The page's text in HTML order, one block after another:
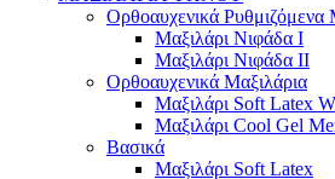
Ορθοαυχενικά Ρυθμιζόμενα
Mαξιλάρι Νιφάδα Ι
Mαξιλάρι Νιφάδα ΙΙ
Ορθοαυχενικά Μαξιλάρια
Mαξιλάρι Soft Latex
Mαξιλάρι Cool Gel
Βασικά
Mαξιλάρι Soft Latex